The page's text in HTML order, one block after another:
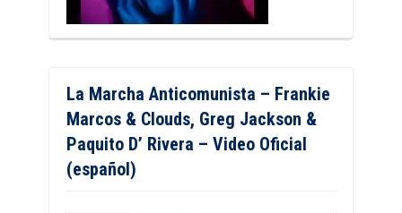
La Marcha Anticomunista – Frankie
Marcos & Clouds, Greg Jackson &
Paquito D’ Rivera – Video Oficial
(español)